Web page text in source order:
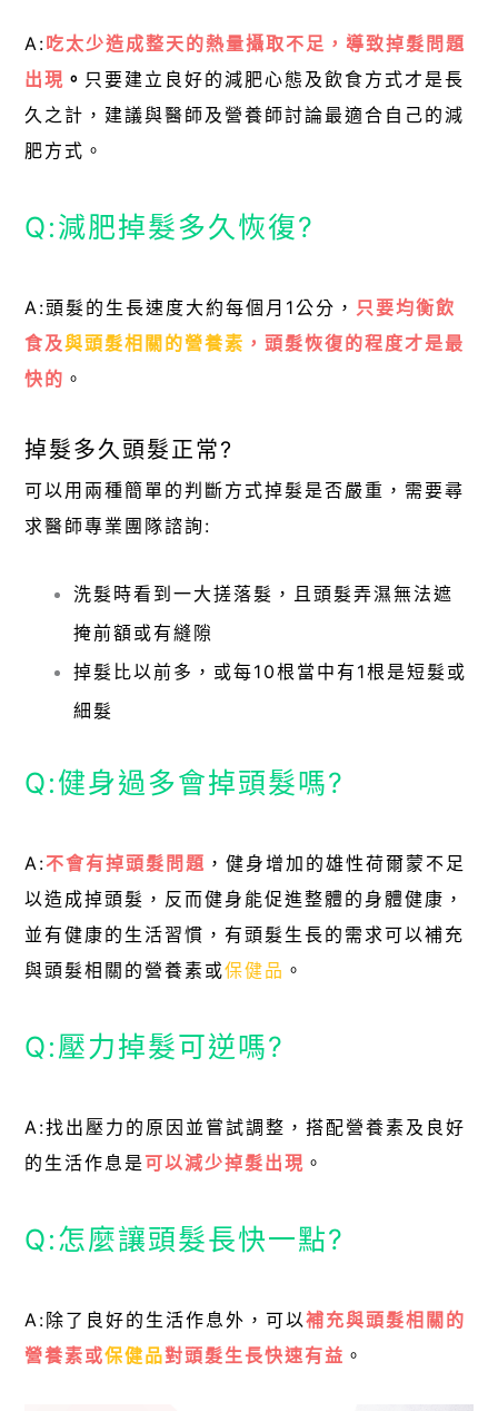
A:吃太少造成整天的熱量攝取不足，導致掉髮問題
出現 。 只要建立良好的減肥心態及飲食方式才是長
久之計，建議與醫師及營養師討論最適合自己的減
肥方式。
Q:減肥掉髮多久恢復?
A:頭髮的生長速度大約每個月1公分， 只要均衡飲
食及與頭髮相關的營養素 ，頭髮恢復的程度才是最
快的 。
掉髮多久頭髮正常?
可以用兩種簡單的判斷方式掉髮是否嚴重，需要尋
求醫師專業團隊諮詢:
洗髮時看到一大搓落髮，且頭髮弄濕無法遮
掩前額或有縫隙
掉髮比以前多，或每10根當中有1根是短髮或
細髮
Q:健身過多會掉頭髮嗎?
A:不會有掉頭髮問題 ，健身增加的雄性荷爾蒙不足
以造成掉頭髮，反而健身能促進整體的身體健康，
並有健康的生活習慣，有頭髮生長的需求可以補充
與頭髮相關的營養素或保健品 。
Q:壓力掉髮可逆嗎?
A:找出壓力的原因並嘗試調整，搭配營養素及良好
的生活作息是 可以減少掉髮出現 。
Q:怎麼讓頭髮長快一點?
A:除了良好的生活作息外，可以補充與頭髮相關的
營養素或保健品對頭髮生長快速有益 。